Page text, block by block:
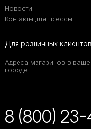
Новости
Контакты для прессы
Для розничных клиентов
Адреса магазинов в
городе
8 (800)